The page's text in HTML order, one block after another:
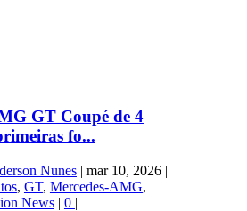
GT Coupé de 4
fo...
Nunes| mar 10, 2026|
, GT, Mercedes-AMG,
News| 0 |